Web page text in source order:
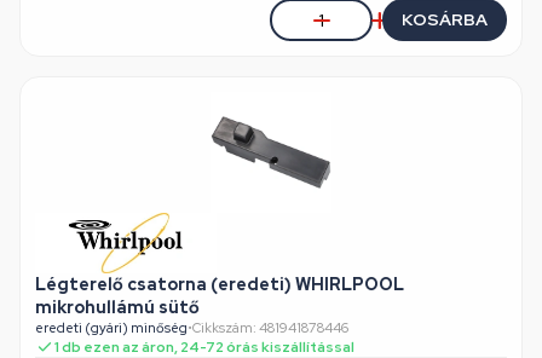
KOSÁRBA
Légterelő csatorna (eredeti) WHIRLPOOL
mikrohullámú sütő
eredeti (gyári) minőség•Cikkszám: 481941878446
1 db ezen az áron, 24-72 órás kiszállítással